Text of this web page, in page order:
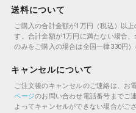
送料について
ご購入の合計金額が1万円（税込）以
す。合計金額が1万円に満たない場合
のみをご購入の場合は全国一律330円）
キャンセルについて
ご注文後のキャンセルのご連絡は、お
ページのお問い合わせ電話番号までご
よってキャンセルができない場合がご